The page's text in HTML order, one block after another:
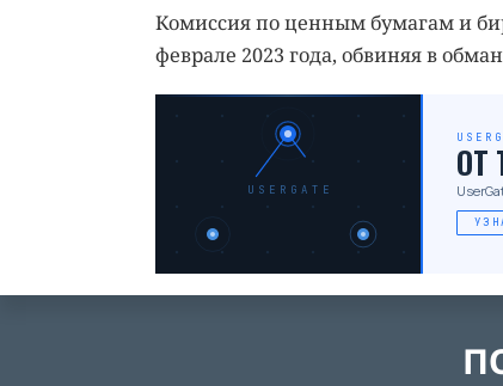
Комиссия по ценным бумагам и
феврале 2023 года, обвиняя в
USERGATE
ОТ